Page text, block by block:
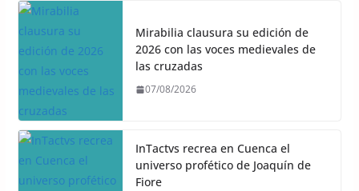
Mirabilia clausura su edición de
2026 con las voces medievales de
las cruzadas
07/08/2026
InTactvs recrea en Cuenca el
universo profético de Joaquín de
Fiore